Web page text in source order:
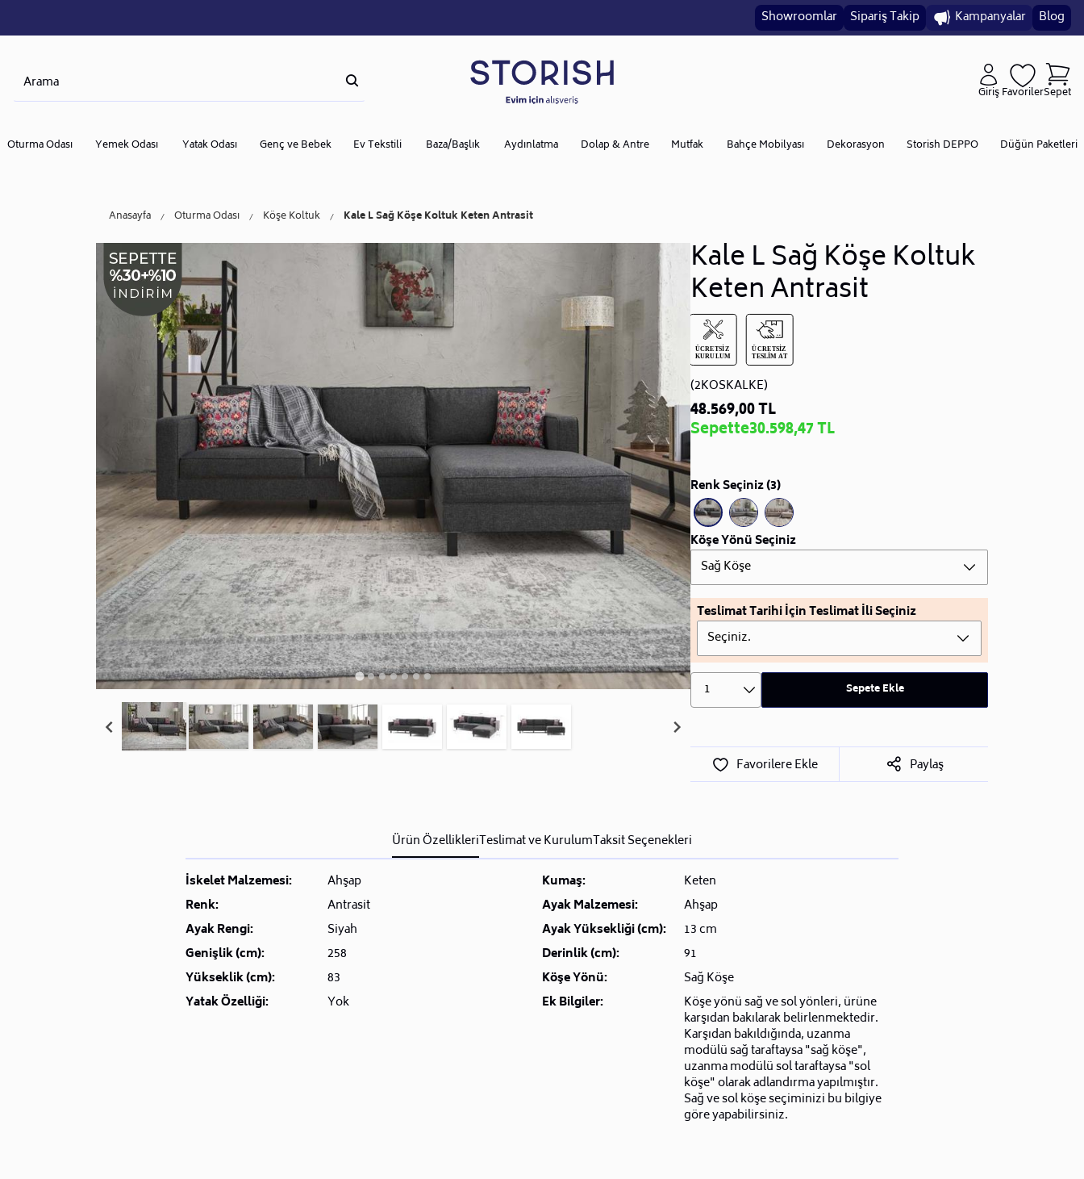
Showroomlar Sipariş Takip Kampanyalar Blog
GirişFavorilerSepet
Oturma Odası Yemek Odası Yatak Odası Genç ve Bebek Ev Tekstili Baza/Başlık Aydınlatma Dolap & Antre Mutfak Bahçe Mobilyası Dekorasyon Storish DEPPO Düğün Paketleri
Anasayfa Oturma Odası Köşe Koltuk Kale L Sağ Köşe Koltuk Keten Antrasit
Kale L Sağ Köşe Koltuk
Keten Antrasit
(2KOSKALKE)
48.569,00 TL
Sepette30.598,47 TL
Renk Seçiniz (3)
Köşe Yönü Seçiniz
Sağ Köşe
Teslimat Tarihi İçin Teslimat İli Seçiniz
Seçiniz.
1 Sepete Ekle
Favorilere Ekle Paylaş
Ürün ÖzellikleriTeslimat ve KurulumTaksit Seçenekleri
İskelet Malzemesi:
Ahşap Kumaş:
Keten
Renk:
Antrasit Ayak Malzemesi:
Ahşap
Ayak Rengi:
Siyah Ayak Yüksekliği (cm):
13 cm
Genişlik (cm):
258 Derinlik (cm):
91
Yükseklik (cm):
83 Köşe Yönü:
Sağ Köşe
Yatak Özelliği:
Yok Ek Bilgiler:
Köşe yönü sağ ve sol yönleri, ürüne
karşıdan bakılarak belirlenmektedir.
Karşıdan bakıldığında, uzanma
modülü sağ taraftaysa "sağ köşe",
uzanma modülü sol taraftaysa "sol
köşe" olarak adlandırma yapılmıştır.
Sağ ve sol köşe seçiminizi bu bilgiye
göre yapabilirsiniz.